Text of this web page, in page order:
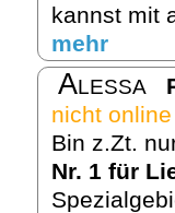
kannst mit
mehr
Alessa
nicht online
Bin z.Zt.
Nr. 1 für